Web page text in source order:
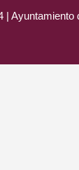
| Ayuntamiento